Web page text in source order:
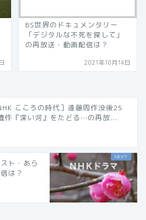
BS世界のドキュメンタリー
「デジタルな不死を探して」
の再放送・動画配信は？
2021年10月14日
こころの時代］遠藤周作没後25
作『深い河』をたどる…の再放...
ト・あら
は？